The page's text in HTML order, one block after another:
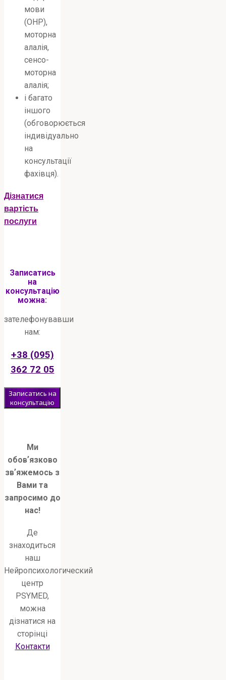
мови
(ОНР),
моторна
алалія,
сенсо-
моторна
алалія;
і багато
іншого
(обговорюється
індивідуально
на
консультації
фахівця).
Дізнатися
вартість
послуги
Записатись
на
консультацію
можна:
зателефонувавши
нам:
+38 (095)
362 72 05
Записатись на
консультацію
Ми
обовʼязково
звʼяжемось з
Вами та
запросимо до
нас!
Де
знаходиться
наш
Нейропсихологический
центр
PSYMED,
можна
дізнатися на
сторінці
Контакти